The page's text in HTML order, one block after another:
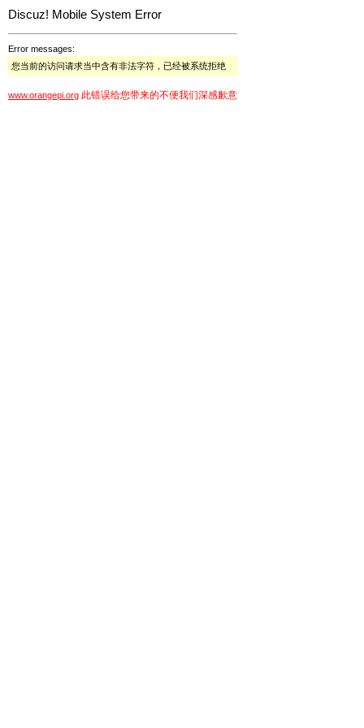
Discuz! Mobile System Error
Error messages:
您当前的访问请求当中含有非法字符，已经被系统拒绝
www.orangepi.org 此错误给您带来的不便我们深感歉意